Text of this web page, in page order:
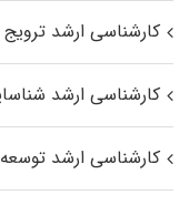
کارشناسی ارشد
کارشناسی ارشد
کارشناسی ارشد